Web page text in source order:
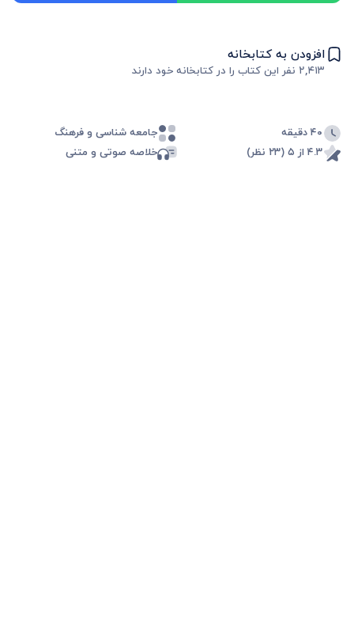
افزودن به کتابخانه
۲,۴۱۳ نفر این کتاب را در کتابخانه خود دارند
۴۰ دقیقه
جامعه شناسی و فرهنگ
۴.۳ از ۵ (۲۳ نظر)
خلاصه صوتی و متنی